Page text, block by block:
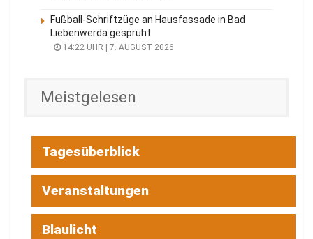
Fußball-Schriftzüge an Hausfassade in Bad
Liebenwerda gesprüht
14:22 UHR | 7. AUGUST 2026
Meistgelesen
Tagesüberblick
Veranstaltungen
Blaulicht